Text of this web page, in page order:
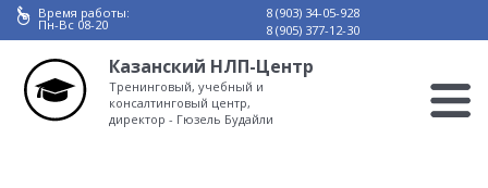
Время работы:
Пн-Вс 08-20
8 (903) 34-05-928
8 (905) 377-12-30
Казанский НЛП-Центр
Тренинговый, учебный и
консалтинговый центр,
директор - Гюзель Будайли